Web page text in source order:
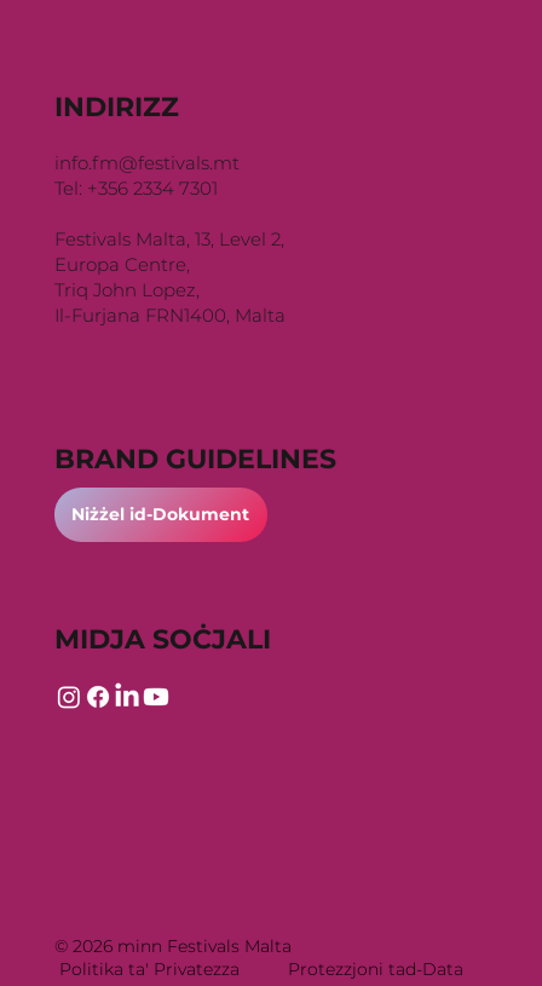
INDIRIZZ
info.fm@festivals.mt
Tel: +356 2334 7301
Festivals Malta, 13, Level 2,
Europa Centre,
Triq John Lopez,
Il-Furjana FRN1400, Malta
MIDJA SOĊJALI
BRAND GUIDELINES
Niżżel id-Dokument
© 2026 minn Festivals Malta
Politika ta' Privatezza
Protezzjoni tad-Data